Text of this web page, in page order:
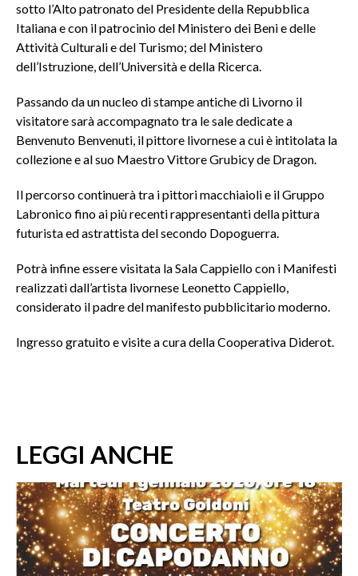
sotto l’Alto patronato del Presidente della Repubblica
Italiana e con il patrocinio del Ministero dei Beni e delle
Attività Culturali e del Turismo; del Ministero
dell’Istruzione, dell’Università e della Ricerca.
Passando da un nucleo di stampe antiche di Livorno il
visitatore sarà accompagnato tra le sale dedicate a
Benvenuto Benvenuti, il pittore livornese a cui è intitolata la
collezione e al suo Maestro Vittore Grubicy de Dragon.
Il percorso continuerà tra i pittori macchiaioli e il Gruppo
Labronico fino ai più recenti rappresentanti della pittura
futurista ed astrattista del secondo Dopoguerra.
Potrà infine essere visitata la Sala Cappiello con i Manifesti
realizzati dall’artista livornese Leonetto Cappiello,
considerato il padre del manifesto pubblicitario moderno.
Ingresso gratuito e visite a cura della Cooperativa Diderot.
LEGGI ANCHE